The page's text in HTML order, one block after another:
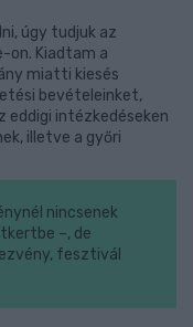
úgy tudjuk az
on. Kiadtam a
miatti kiesés
bevételeinket,
intézkedéseken
illetve a győri
nincsenek
–, de
fesztivál